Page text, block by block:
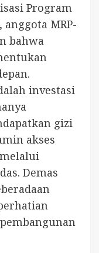
Program
MRP-
bahwa
investasi
gizi
akses
Demas